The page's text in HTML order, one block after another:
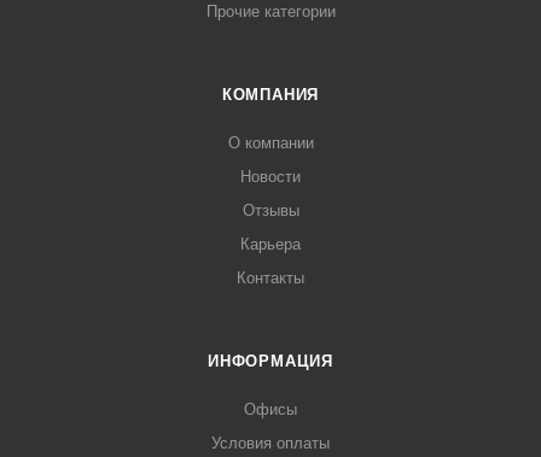
Прочие категории
КОМПАНИЯ
О компании
Новости
Отзывы
Карьера
Контакты
ИНФОРМАЦИЯ
Офисы
Условия оплаты